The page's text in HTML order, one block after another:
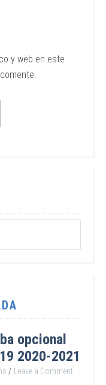
y web en este
opcional
2020-2021
Leave a Comment